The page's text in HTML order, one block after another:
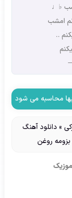
♭♩
امشب
..
بها محاسبه می شود
» دانلود آهنگ
روغن